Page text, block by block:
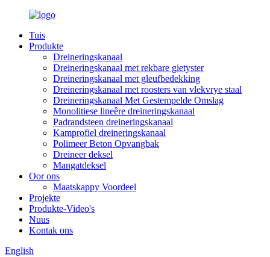
Tuis
Produkte
Dreineringskanaal
Dreineringskanaal met rekbare gietyster
Dreineringskanaal met gleufbedekking
Dreineringskanaal met roosters van vlekvrye staal
Dreineringskanaal Met Gestempelde Omslag
Monolitiese lineêre dreineringskanaal
Padrandsteen dreineringskanaal
Kamprofiel dreineringskanaal
Polimeer Beton Opvangbak
Dreineer deksel
Mangatdeksel
Oor ons
Maatskappy Voordeel
Projekte
Produkte-Video's
Nuus
Kontak ons
English